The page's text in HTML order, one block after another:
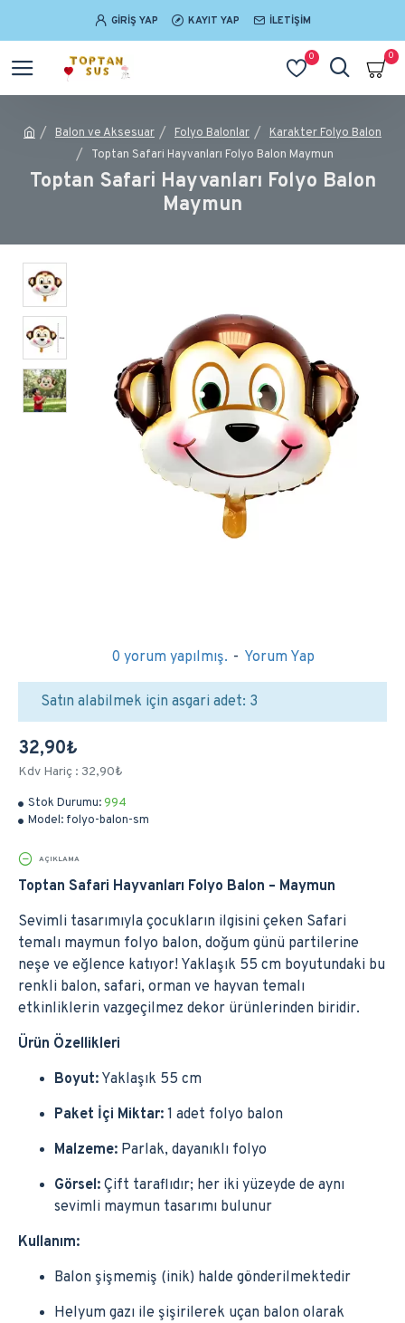
GIRIŞ YAP KAYIT YAP İLETIŞIM
0 0
Balon ve Aksesuar Folyo Balonlar
Karakter Folyo Balon
Toptan Safari Hayvanları Folyo Balon Maymun
Toptan Safari Hayvanları Folyo Balon
Maymun
Stok Durumu: 994
Model: folyo-balon-sm
0 yorum yapılmış. - Yorum Yap
32,90₺
Kdv Hariç : 32,90₺
Satın alabilmek için asgari adet: 3
AÇIKLAMA
Toptan Safari Hayvanları Folyo Balon – Maymun
Sevimli tasarımıyla çocukların ilgisini çeken Safari
temalı maymun folyo balon, doğum günü partilerine
neşe ve eğlence katıyor! Yaklaşık 55 cm boyutundaki bu
renkli balon, safari, orman ve hayvan temalı
etkinliklerin vazgeçilmez dekor ürünlerinden biridir.
Ürün Özellikleri
Boyut: Yaklaşık 55 cm
Paket İçi Miktar: 1 adet folyo balon
Malzeme: Parlak, dayanıklı folyo
Görsel: Çift taraflıdır; her iki yüzeyde de aynı
sevimli maymun tasarımı bulunur
Kullanım:
Balon şişmemiş (inik) halde gönderilmektedir
Helyum gazı ile şişirilerek uçan balon olarak